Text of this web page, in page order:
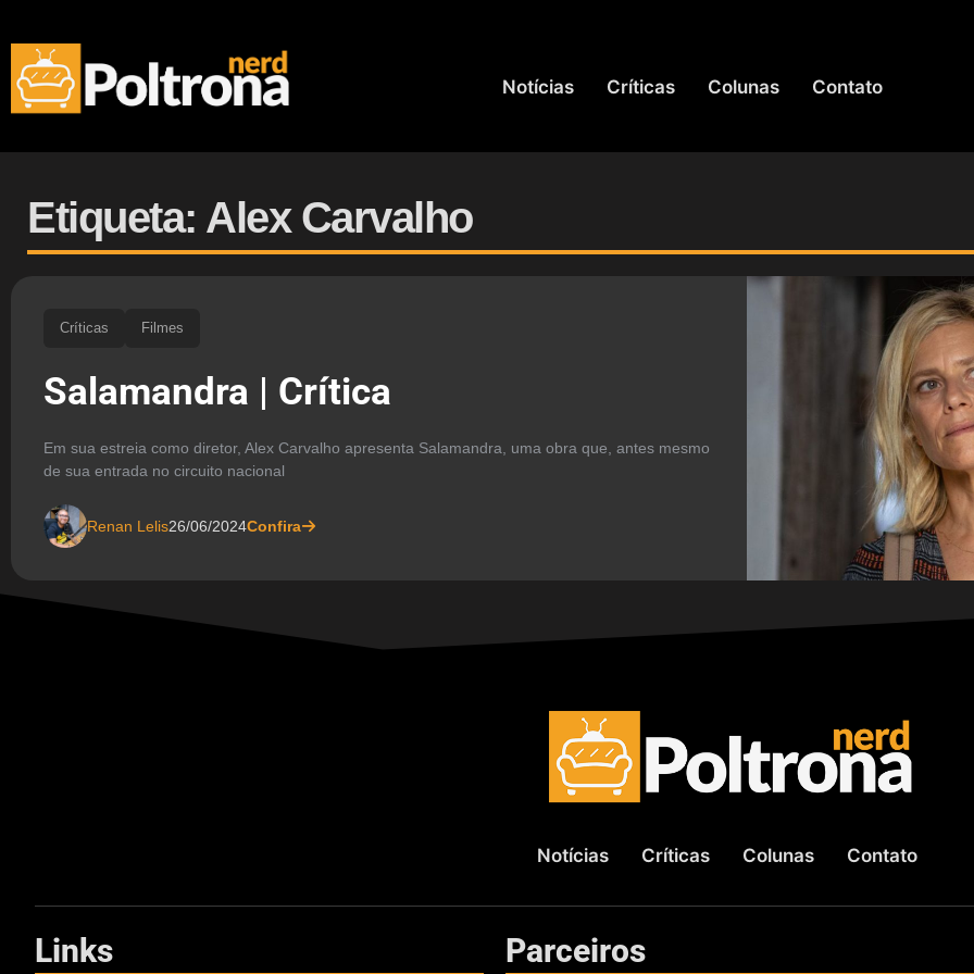
Notícias Críticas Colunas Contato
Etiqueta: Alex Carvalho
Críticas Filmes
Salamandra | Crítica
Em sua estreia como diretor, Alex Carvalho apresenta Salamandra, uma obra que, antes mesmo
de sua entrada no circuito nacional
Renan Lelis26/06/2024Confira
Notícias Críticas Colunas Contato
Links Parceiros